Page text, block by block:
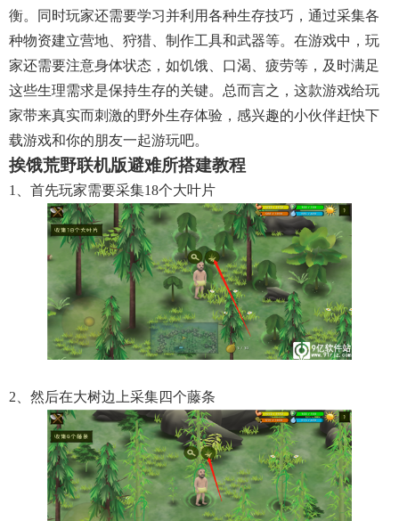
衡。同时玩家还需要学习并利用各种生存技巧，通过采集各
种物资建立营地、狩猎、制作工具和武器等。在游戏中，玩
家还需要注意身体状态，如饥饿、口渴、疲劳等，及时满足
这些生理需求是保持生存的关键。总而言之，这款游戏给玩
家带来真实而刺激的野外生存体验，感兴趣的小伙伴赶快下
载游戏和你的朋友一起游玩吧。
挨饿荒野联机版避难所搭建教程
1、首先玩家需要采集18个大叶片
2、然后在大树边上采集四个藤条